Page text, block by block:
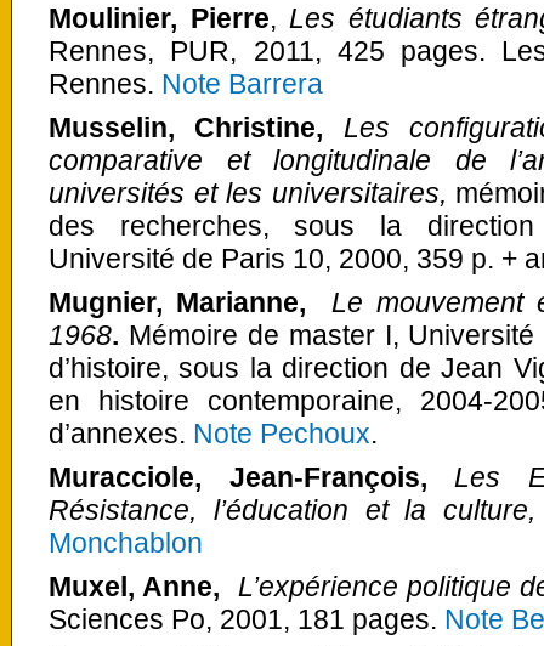
Moulinier, Pierre, Les étudiants
Rennes, PUR, 2011, 425 pages.
Rennes. Note Barrera
Musselin, Christine, Les
comparative et longitudinale de
universités et les universitaires,
des recherches, sous la
Université de Paris 10, 2000, 359 p. +
Mugnier, Marianne, Le mouvement
1968. Mémoire de master I,
d’histoire, sous la direction de Jean
en histoire contemporaine, 2004-
d’annexes. Note Pechoux.
Muracciole, Jean-François, Les
Résistance, l’éducation et la
Monchablon
Muxel, Anne, L’expérience politique
Sciences Po, 2001, 181 pages. Note